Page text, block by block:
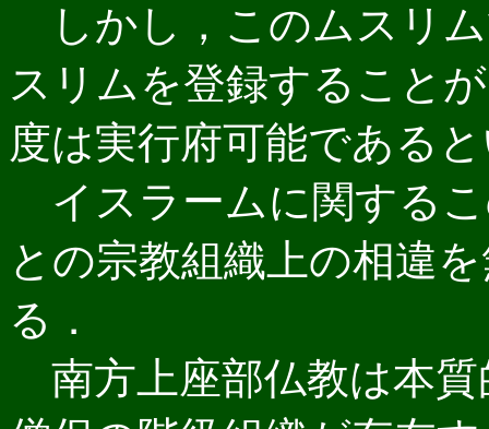
しかし，このムスリ
スリムを登録すること
度は実行府可能である
イスラームに関する
との宗教組織上の相違
る．
南方上座部仏教は本質